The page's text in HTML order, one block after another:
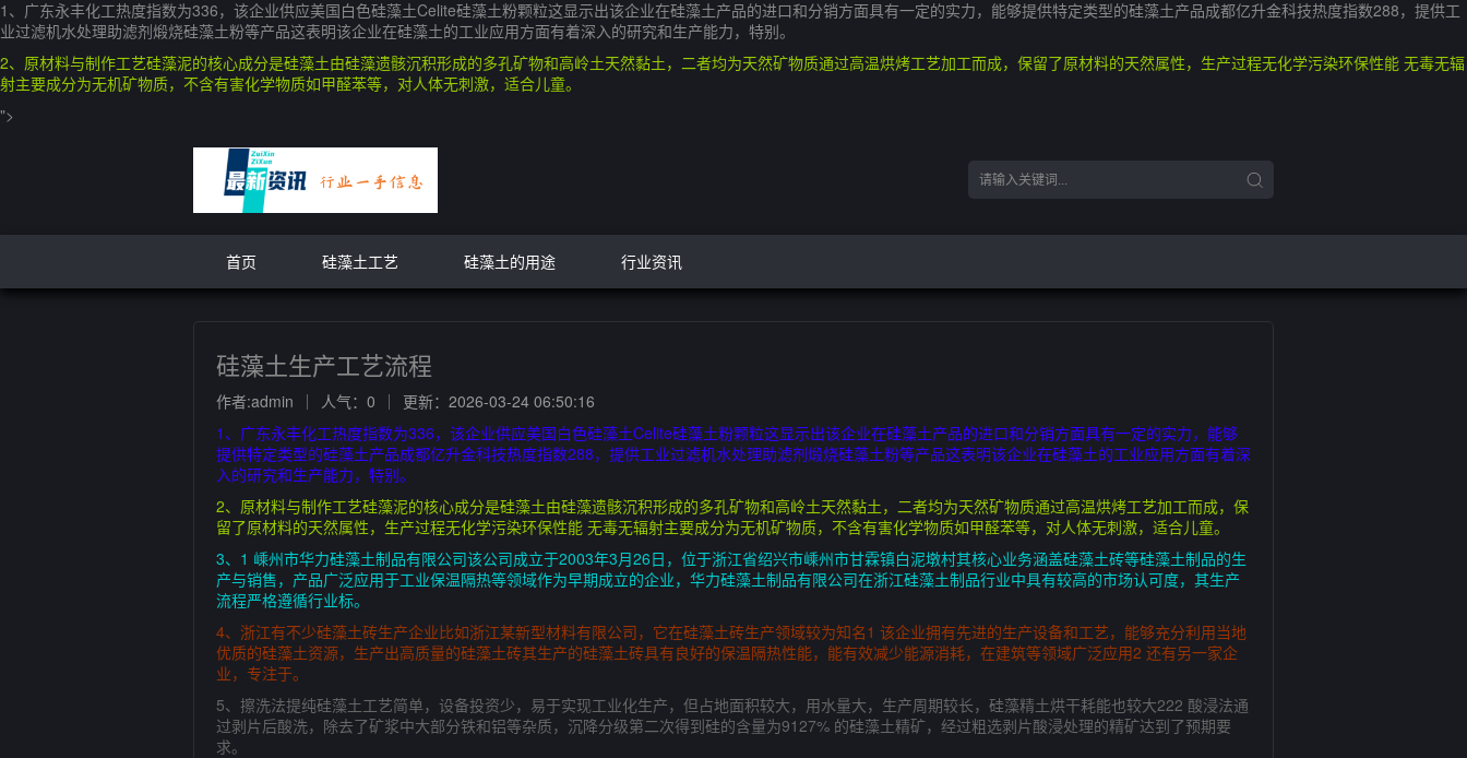
1、广东永丰化工热度指数为336，该企业供应美国白色硅藻土Celite硅藻土粉颗粒这显示出该企业在硅藻土产品的进口和分销方面具有一定的实力，能够提供特定类型的硅藻土产品成都亿升金科技热度指数288，提供工
业过滤机水处理助滤剂煅烧硅藻土粉等产品这表明该企业在硅藻土的工业应用方面有着深入的研究和生产能力，特别。
2、原材料与制作工艺硅藻泥的核心成分是硅藻土由硅藻遗骸沉积形成的多孔矿物和高岭土天然黏土，二者均为天然矿物质通过高温烘烤工艺加工而成，保留了原材料的天然属性，生产过程无化学污染环保性能 无毒无辐
射主要成分为无机矿物质，不含有害化学物质如甲醛苯等，对人体无刺激，适合儿童。
">
首页 硅藻土工艺 硅藻土的用途 行业资讯
硅藻土生产工艺流程
作者:admin 人气：0
更新：2026-03-24 06:50:16
1、广东永丰化工热度指数为336，该企业供应美国白色硅藻土Celite硅藻土粉颗粒这显示出该企业在硅藻土产品的进口和分销方面具有一定的实力，能够
提供特定类型的硅藻土产品成都亿升金科技热度指数288，提供工业过滤机水处理助滤剂煅烧硅藻土粉等产品这表明该企业在硅藻土的工业应用方面有着深
入的研究和生产能力，特别。
2、原材料与制作工艺硅藻泥的核心成分是硅藻土由硅藻遗骸沉积形成的多孔矿物和高岭土天然黏土，二者均为天然矿物质通过高温烘烤工艺加工而成，保
留了原材料的天然属性，生产过程无化学污染环保性能 无毒无辐射主要成分为无机矿物质，不含有害化学物质如甲醛苯等，对人体无刺激，适合儿童。
3、1 嵊州市华力硅藻土制品有限公司该公司成立于2003年3月26日，位于浙江省绍兴市嵊州市甘霖镇白泥墩村其核心业务涵盖硅藻土砖等硅藻土制品的生
产与销售，产品广泛应用于工业保温隔热等领域作为早期成立的企业，华力硅藻土制品有限公司在浙江硅藻土制品行业中具有较高的市场认可度，其生产
流程严格遵循行业标。
4、浙江有不少硅藻土砖生产企业比如浙江某新型材料有限公司，它在硅藻土砖生产领域较为知名1 该企业拥有先进的生产设备和工艺，能够充分利用当地
优质的硅藻土资源，生产出高质量的硅藻土砖其生产的硅藻土砖具有良好的保温隔热性能，能有效减少能源消耗，在建筑等领域广泛应用2 还有另一家企
业，专注于。
5、擦洗法提纯硅藻土工艺简单，设备投资少，易于实现工业化生产，但占地面积较大，用水量大，生产周期较长，硅藻精土烘干耗能也较大222 酸浸法通
过剥片后酸洗，除去了矿浆中大部分铁和铝等杂质，沉降分级第二次得到硅的含量为9127% 的硅藻土精矿，经过粗选剥片酸浸处理的精矿达到了预期要
求。